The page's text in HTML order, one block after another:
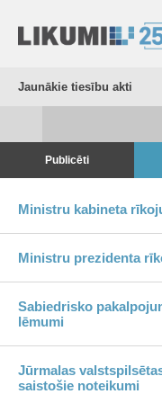
Jaunākie tiesību akti
Publicēti
Ministru kabineta
Ministru prezidenta
Sabiedrisko
lēmumi
Jūrmalas
saistošie noteikumi